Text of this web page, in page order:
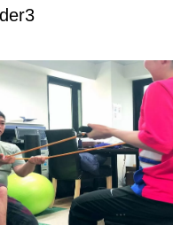
骨盤調整